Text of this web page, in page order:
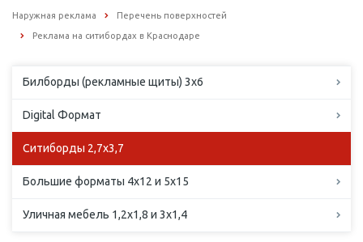
Наружная реклама Перечень поверхностей
Реклама на ситибордах в Краснодаре
Билборды (рекламные щиты) 3х6
Digital Формат
Ситиборды 2,7х3,7
Большие форматы 4х12 и 5х15
Уличная мебель 1,2х1,8 и 3х1,4